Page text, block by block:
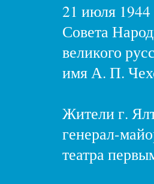
21 июля 1944
Совета
великого
имя А. П.
Жители г.
генерал-
театра